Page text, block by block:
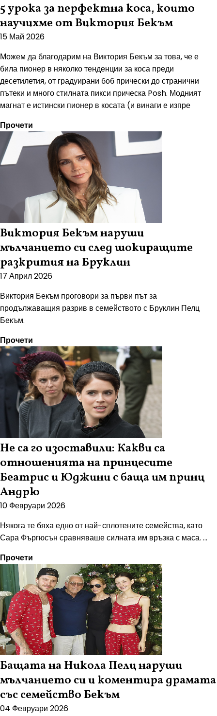
5 урока за перфектна коса, които
научихме от Виктория Бекъм
15 Май 2026
Можем да благодарим на Виктория Бекъм за това, че е
била пионер в няколко тенденции за коса преди
десетилетия, от градуирани боб прически до странични
пътеки и много стилната пикси прическа Posh. Модният
магнат е истински пионер в косата (и винаги е изпре
Прочети
Виктория Бекъм наруши
мълчанието си след шокиращите
разкрития на Бруклин
17 Април 2026
Виктория Бекъм проговори за първи път за
продължаващия разрив в семейството с Бруклин Пелц
Бекъм.
Прочети
Не са го изоставили: Какви са
отношенията на принцесите
Беатрис и Юджини с баща им принц
Андрю
10 Февруари 2026
Някога те бяха едно от най-сплотените семейства, като
Сара Фъргюсън сравняваше силната им връзка с маса. ...
Прочети
Бащата на Никола Пелц наруши
мълчанието си и коментира драмата
със семейство Бекъм
04 Февруари 2026